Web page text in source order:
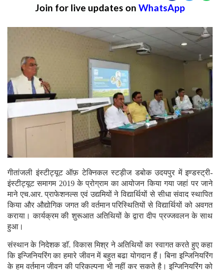
Join for live updates on WhatsApp
गीतांजली इंस्टीट्यूट ऑफ़ टेक्निकल स्टड़ीज डबोक उदयपुर में इण्डस्ट्री-
इंस्टीट्यूट समागम 2019 के प्रोग्राम का आयोजन किया गया जहां पर जाने
माने एच.आर. प्राफेशनल्स एवं उद्यमियों ने विद्यार्थियों से सीधा संवाद स्थापित
किया और औद्योगिक जगत की वर्तमान परिस्थितियों से विद्यार्थियों को अवगत
कराया। कार्यक्रम की शुरूआत अतिथियों के द्वारा दीप प्रज्जवलन के साथ
हुआ।
संस्थान के निदेशक डाॅ. विकास मिश्र ने अतिथियों का स्वागत करते हुए कहा
कि इन्जिनियरिंग का हमारे जीवन में बहुत बढा योगदान हैं। बिना इन्जिनियरिंग
के हम वर्तमान जीवन की परिकल्पना भी नहीं कर सकते है। इन्जिनियरिंग को